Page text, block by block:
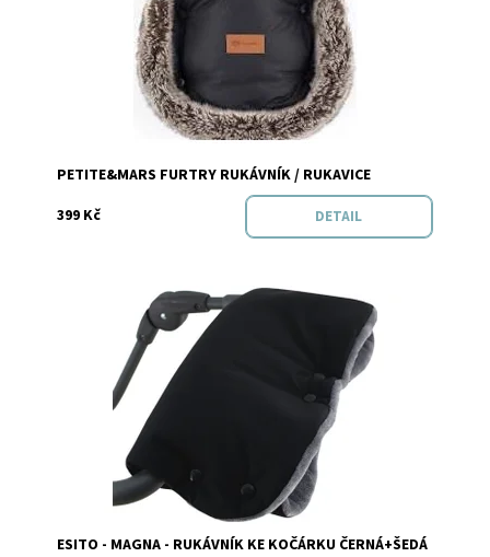
Skladem
PETITE&MARS FURTRY RUKÁVNÍK / RUKAVICE
399 Kč
DETAIL
Skladem
Esito
ESITO - MAGNA - RUKÁVNÍK KE KOČÁRKU ČERNÁ+ŠEDÁ